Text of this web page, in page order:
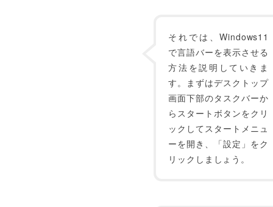
それでは、Windows11
で言語バーを表示させる
方法を説明していきま
す。まずはデスクトップ
画面下部のタスクバーか
らスタートボタンをクリ
ックしてスタートメニュ
ーを開き、「設定」をク
リックしましょう。